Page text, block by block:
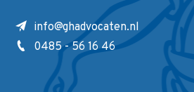
info@ghadvocaten.nl
0485 - 56 16 46